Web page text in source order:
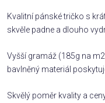
Kvalitní pánské tričko s
skvěle padne a dlouho
Vyšší gramáž (185g na
bavlněný materiál
Skvělý poměr kvality a